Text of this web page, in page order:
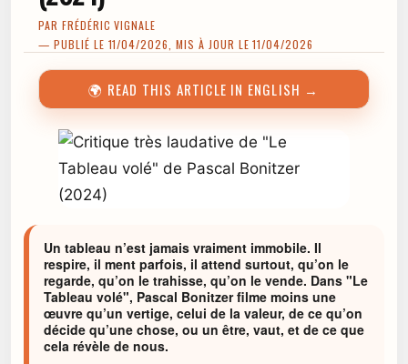
PAR FRÉDÉRIC VIGNALE
— PUBLIÉ LE 11/04/2026, MIS À JOUR LE 11/04/2026
🌍 READ THIS ARTICLE IN ENGLISH →
Un tableau n’est jamais vraiment immobile. Il
respire, il ment parfois, il attend surtout, qu’on le
regarde, qu’on le trahisse, qu’on le vende. Dans "Le
Tableau volé", Pascal Bonitzer filme moins une
œuvre qu’un vertige, celui de la valeur, de ce qu’on
décide qu’une chose, ou un être, vaut, et de ce que
cela révèle de nous.